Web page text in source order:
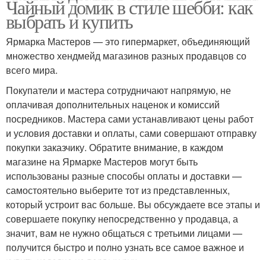
Чайный домик в стиле шебби: как
выбрать и купить
Ярмарка Мастеров — это гипермаркет, объединяющий
множество хендмейд магазинов разных продавцов со
всего мира.
Покупатели и мастера сотрудничают напрямую, не
оплачивая дополнительных наценок и комиссий
посредников. Мастера сами устанавливают цены работ
и условия доставки и оплаты, сами совершают отправку
покупки заказчику. Обратите внимание, в каждом
магазине на Ярмарке Мастеров могут быть
использованы разные способы оплаты и доставки —
самостоятельно выберите тот из представленных,
который устроит вас больше. Вы обсуждаете все этапы и
совершаете покупку непосредственно у продавца, а
значит, вам не нужно общаться с третьими лицами —
получится быстро и полно узнать все самое важное и